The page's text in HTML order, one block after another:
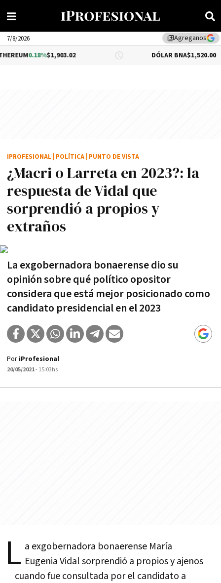
library_addAgreganos
7/8/2026
$1,903.02 DÓLAR BNA$1,520.00
¿Macri o Larreta en 2023?: la
respuesta de Vidal que
sorprendió a propios y
extraños
La exgobernadora bonaerense dio su
opinión sobre qué político opositor
considera que está mejor posicionado como
candidato presidencial en el 2023
IPROFESIONAL POLÍTICA PUNTO DE VISTA
Por iProfesional
20/05/2021- 15:03hs
L a exgobernadora bonaerense María
Eugenia Vidal sorprendió a propios y ajenos
cuando fue consultada por el candidato a